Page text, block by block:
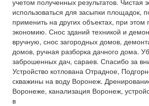
учетом полученных результатов. Чистая
использоваться для засыпки площадок,
применить на других объектах, при этом
экономию. Снос зданий техникой и
вручную, снос загородных домов,
домов, ручная разборка дачного дома.
заброшенных дач, сараев. Спасибо за
Устройство котлована Отрадное,
скважины на воду Воронеж.
Воронеже, канализация Воронеж,
в